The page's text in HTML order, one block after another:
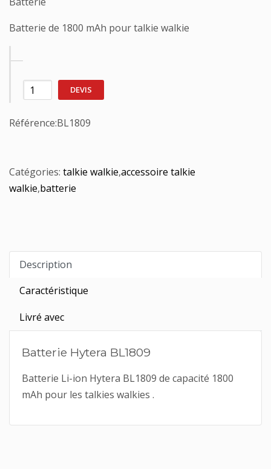
Batterie de 1800 mAh pour talkie walkie
DEVIS
Référence:BL1809
Catégories: talkie walkie,accessoire talkie
walkie,batterie
Description
Caractéristique
Livré avec
Batterie Hytera BL1809
Batterie Li-ion Hytera BL1809 de capacité 1800
mAh pour les talkies walkies .